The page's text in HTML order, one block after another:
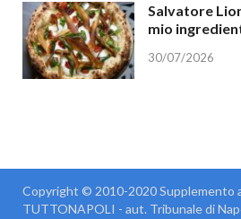
Salvatore
mio
30/07/2026
Copyright © 2010-2020 Supplemento
TUTTONAPOLI - aut. Tribunale di